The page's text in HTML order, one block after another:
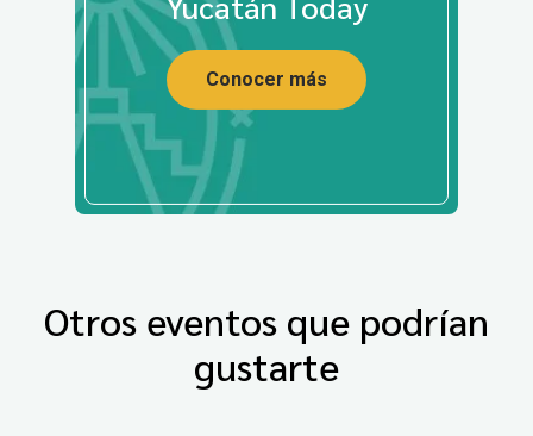
Conocer más
Otros eventos que podrían
gustarte